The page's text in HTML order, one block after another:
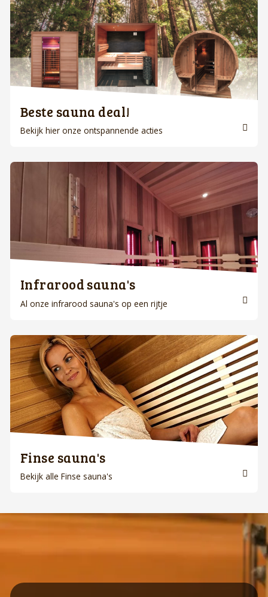
Beste sauna deal!
Bekijk hier onze ontspannende acties
Infrarood sauna's
Al onze infrarood sauna's op een rijtje
Finse sauna's
Bekijk alle Finse sauna's